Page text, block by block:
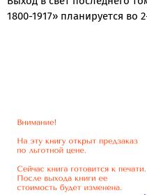
1800-1917» планируется во